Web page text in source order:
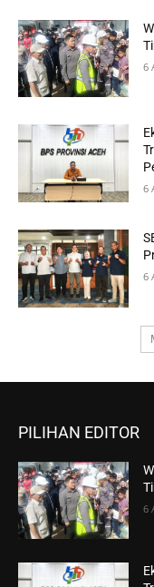
6
6
6
PILIHAN EDITOR
6